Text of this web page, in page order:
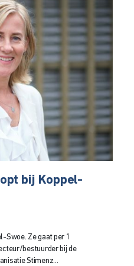
bij Koppel-
Swoe. Ze gaat per 1
bestuurder bij de
Stimenz...